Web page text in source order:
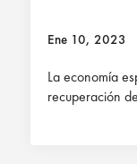
Ene 10, 2023
La economía
recuperación